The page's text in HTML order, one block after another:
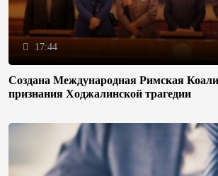
17:44
Создана Международная Римская
признания Ходжалинской трагедии